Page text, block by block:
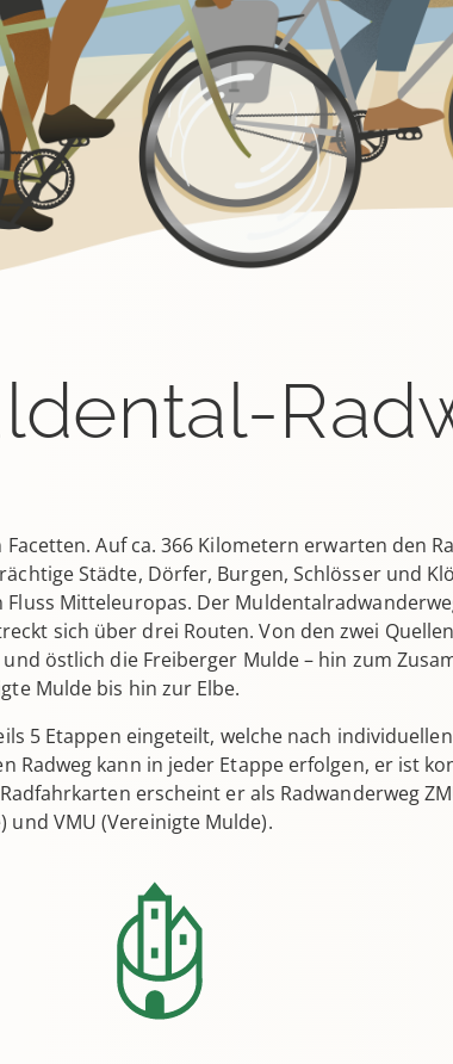
Auf ca. 366 Kilometern erwarten den
Städte, Dörfer, Burgen, Schlösser und
Mitteleuropas. Der
sich über drei Routen. Von den zwei
östlich die Freiberger Mulde – hin zum
Mulde bis hin zur Elbe.
5 Etappen eingeteilt, welche nach
Radweg kann in jeder Etappe erfolgen, er ist
erscheint er als Radwanderweg
und VMU (Vereinigte Mulde).